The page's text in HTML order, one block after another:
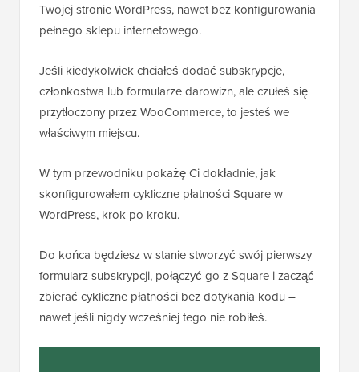
Twojej stronie WordPress, nawet bez konfigurowania
pełnego sklepu internetowego.
Jeśli kiedykolwiek chciałeś dodać subskrypcje,
członkostwa lub formularze darowizn, ale czułeś się
przytłoczony przez WooCommerce, to jesteś we
właściwym miejscu.
W tym przewodniku pokażę Ci dokładnie, jak
skonfigurowałem cykliczne płatności Square w
WordPress, krok po kroku.
Do końca będziesz w stanie stworzyć swój pierwszy
formularz subskrypcji, połączyć go z Square i zacząć
zbierać cykliczne płatności bez dotykania kodu –
nawet jeśli nigdy wcześniej tego nie robiłeś.